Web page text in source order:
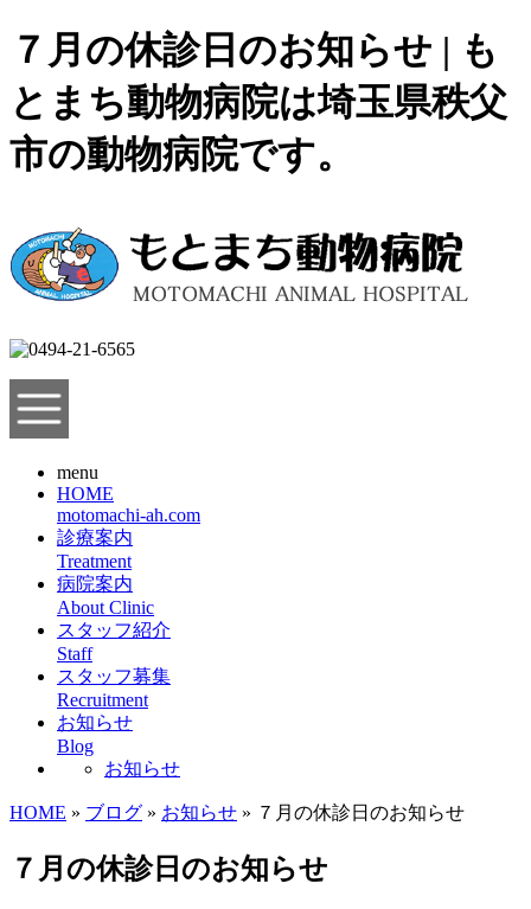
７月の休診日のお知らせ | も
とまち動物病院は埼玉県秩父
市の動物病院です。
menu
HOME
motomachi-ah.com
診療案内
Treatment
病院案内
About Clinic
スタッフ紹介
Staff
スタッフ募集
Recruitment
お知らせ
Blog
お知らせ
HOME » ブログ » お知らせ » ７月の休診日のお知らせ
７月の休診日のお知らせ